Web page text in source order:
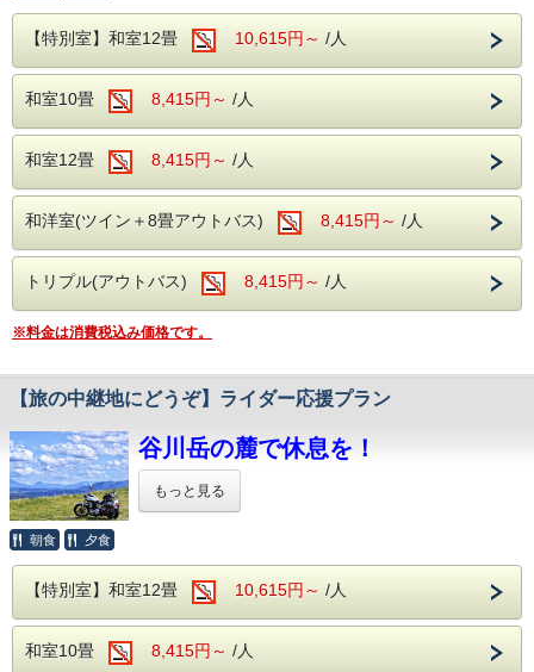
ソフトクリームやデザートまで・・・
子供も大人も、
多数ご用意しております。
そしてなんといってもアルコール！
ワインや焼酎、日本酒などが飲み放題で
お楽しみいただけます。
＜館内施設（無料サービス）＞
・ロビー：開けた窓より、湯檜曽の景色に
疲れを癒してください。
・全室Wifi完備：お部屋でのPC作業や動画視聴も
快適にご利用いただけます。
・カラオケ・卓球：無料でご利用いただけます。
中止となる場合がございます。
予めご了承ください。
※天候等により、開催中止の場合は、
通常バイキングプランとの差額を払い戻しさせていただき
ます。
※各種優待券・割引等との併用はできません。
※小学生以上の方のみ承ります。
※当館ではお子様のみのプランは販売しておりません。
お子様のみ利用の場合は、
フォレストアンドウォーターへ
お問い合わせくださいませ。
ホテル湯の陣は・・・
＜滾々と湧き出る湯檜曽温泉を堪能♪＞
大自然に囲まれ情緒にあふれた湯檜曽温泉。
保温・保湿効果に優れており、
疲労回復や関節痛、冷え性に効能が望めます。
＜アルコール飲み放題付！
様々な食材を利用した約50種類のバイキング。
サラダや揚げ物、
ソフトクリームやデザートまで・・・
多数ご用意しております。
ワインや焼酎、日本酒などが飲み放題で
お楽しみいただけます。
温泉でゆっくりと日頃の疲れを癒してください。
＜館内施設（無料サービス）＞
予約確定後、ご連絡させていただきます。
【無料送迎について】
無料送迎あり(要予約：ホテルから現地まで)
・ホテル発 実施時間の10分前
・水上駅発 実施時間の10分前
【集合場所】
〒379-1724 群馬県利根郡みなかみ町藤原
向山6ー２
※注意事項の説明等ございますので、
【注意事項】
中止となる場合がございます。
※天候等により、開催中止の場合は、
通常バイキングプランとの差額を払い戻しさせていただき
ます。
国道17号をはじめ各地に点在し、
休息代わり、グルメ目的におススメです。
地場の野菜の購買、地元食材を使った飲食、
そこでしか手に入らないデザートなど、
旅のアクセントにぜひお立ち寄りください。
おススメ道の駅
当館から車で35分
とにかくメディアの露出が多く、
平日でも混雑する道の駅。
最寄り拠点：尾瀬老神山楽荘
２. 道の駅 まえばし赤城（国道17号）
当館から高速利用、車で約50分
ファミリー向けのキッズスペースありと
家族連れで混みある場所です。
関東首都圏からの帰り道におススメ。
最寄り拠点：伊香保3館
ホテル湯の陣の最寄り施設
4月より足湯オープンで癒しもあり。
ちょっと一息にピッタリ。
※プラン内容はスタンダードプランに準じます。
【特別室】和室12畳 10,615円～ /人
和室10畳 8,415円～ /人
和室12畳 8,415円～ /人
和洋室(ツイン＋8畳アウトバス) 8,415円～ /人
トリプル(アウトバス) 8,415円～ /人
※料金は消費税込み価格です。
【旅の中継地にどうぞ】ライダー応援プラン
谷川岳の麓で休息を！
ピッタリコースが満載です。
当館は谷川岳の麓
春は花が咲き乱れ、夏は新緑に囲まれ、
秋は紅葉に彩られる地域です。
もっと見る
朝食 夕食
【特別室】和室12畳 10,615円～ /人
和室10畳 8,415円～ /人